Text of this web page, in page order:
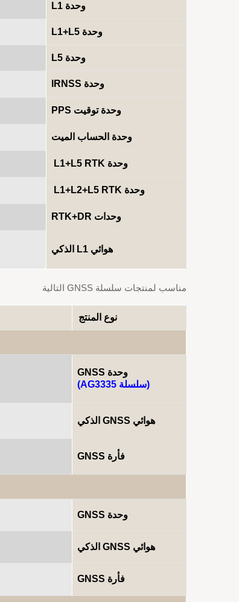
وحدة L1
وحدة L1+L5
وحدة L5
وحدة IRNSS
وحدة توقيت PPS
وحدة الحساب الميت
وحدة L1+L5 RTK
وحدة L1+L2+L5 RTK
وحدات RTK+DR
هوائي L1 الذكي
مناسب لمنتجات سلسلة GNSS التالية
نوع المنتج
وحدة GNSS
(سلسلة AG3335)
هوائي GNSS الذكي
فأرة GNSS
وحدة GNSS
هوائي GNSS الذكي
فأرة GNSS